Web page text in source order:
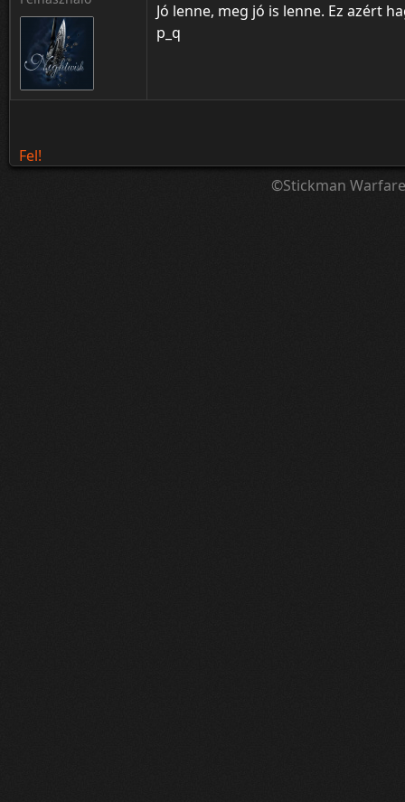
Jó lenne, meg jó is lenne. Ez azért
p_q
Fel!
©Stickman Warfare